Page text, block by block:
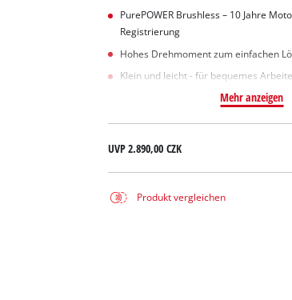
PurePOWER Brushless – 10 Jahre
Registrierung
Hohes Drehmoment zum einfachen
Klein und leicht - für bequemes
Mehr anzeigen
UVP2.890,00 CZK
Produkt vergleichen